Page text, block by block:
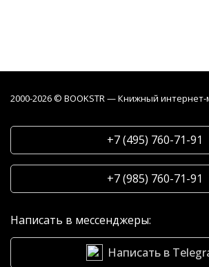
2000-2026 © BOOKSTR — Книжный интернет-
+7 (495) 760-71-91
+7 (985) 760-71-91
Написать в мессенджеры:
Написать в